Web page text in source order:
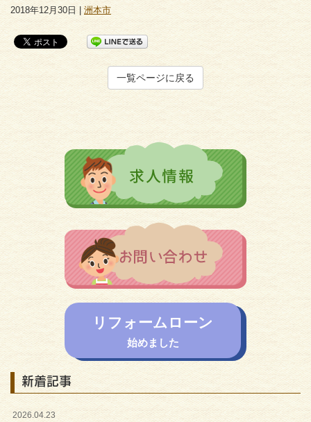
2018年12月30日 | 洲本市
一覧ページに戻る
リフォームローン
始めました
新着記事
2026.04.23